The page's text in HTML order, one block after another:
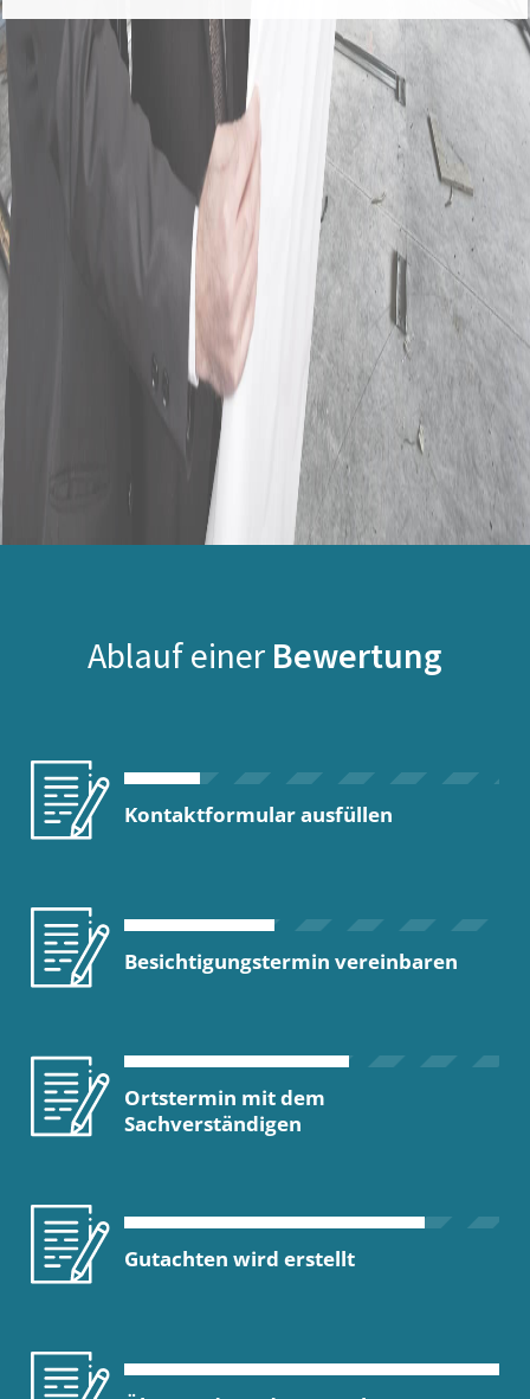
Ablauf einer Bewertung
Kontaktformular ausfüllen
Besichtigungstermin vereinbaren
Ortstermin mit dem
Sachverständigen
Gutachten wird erstellt